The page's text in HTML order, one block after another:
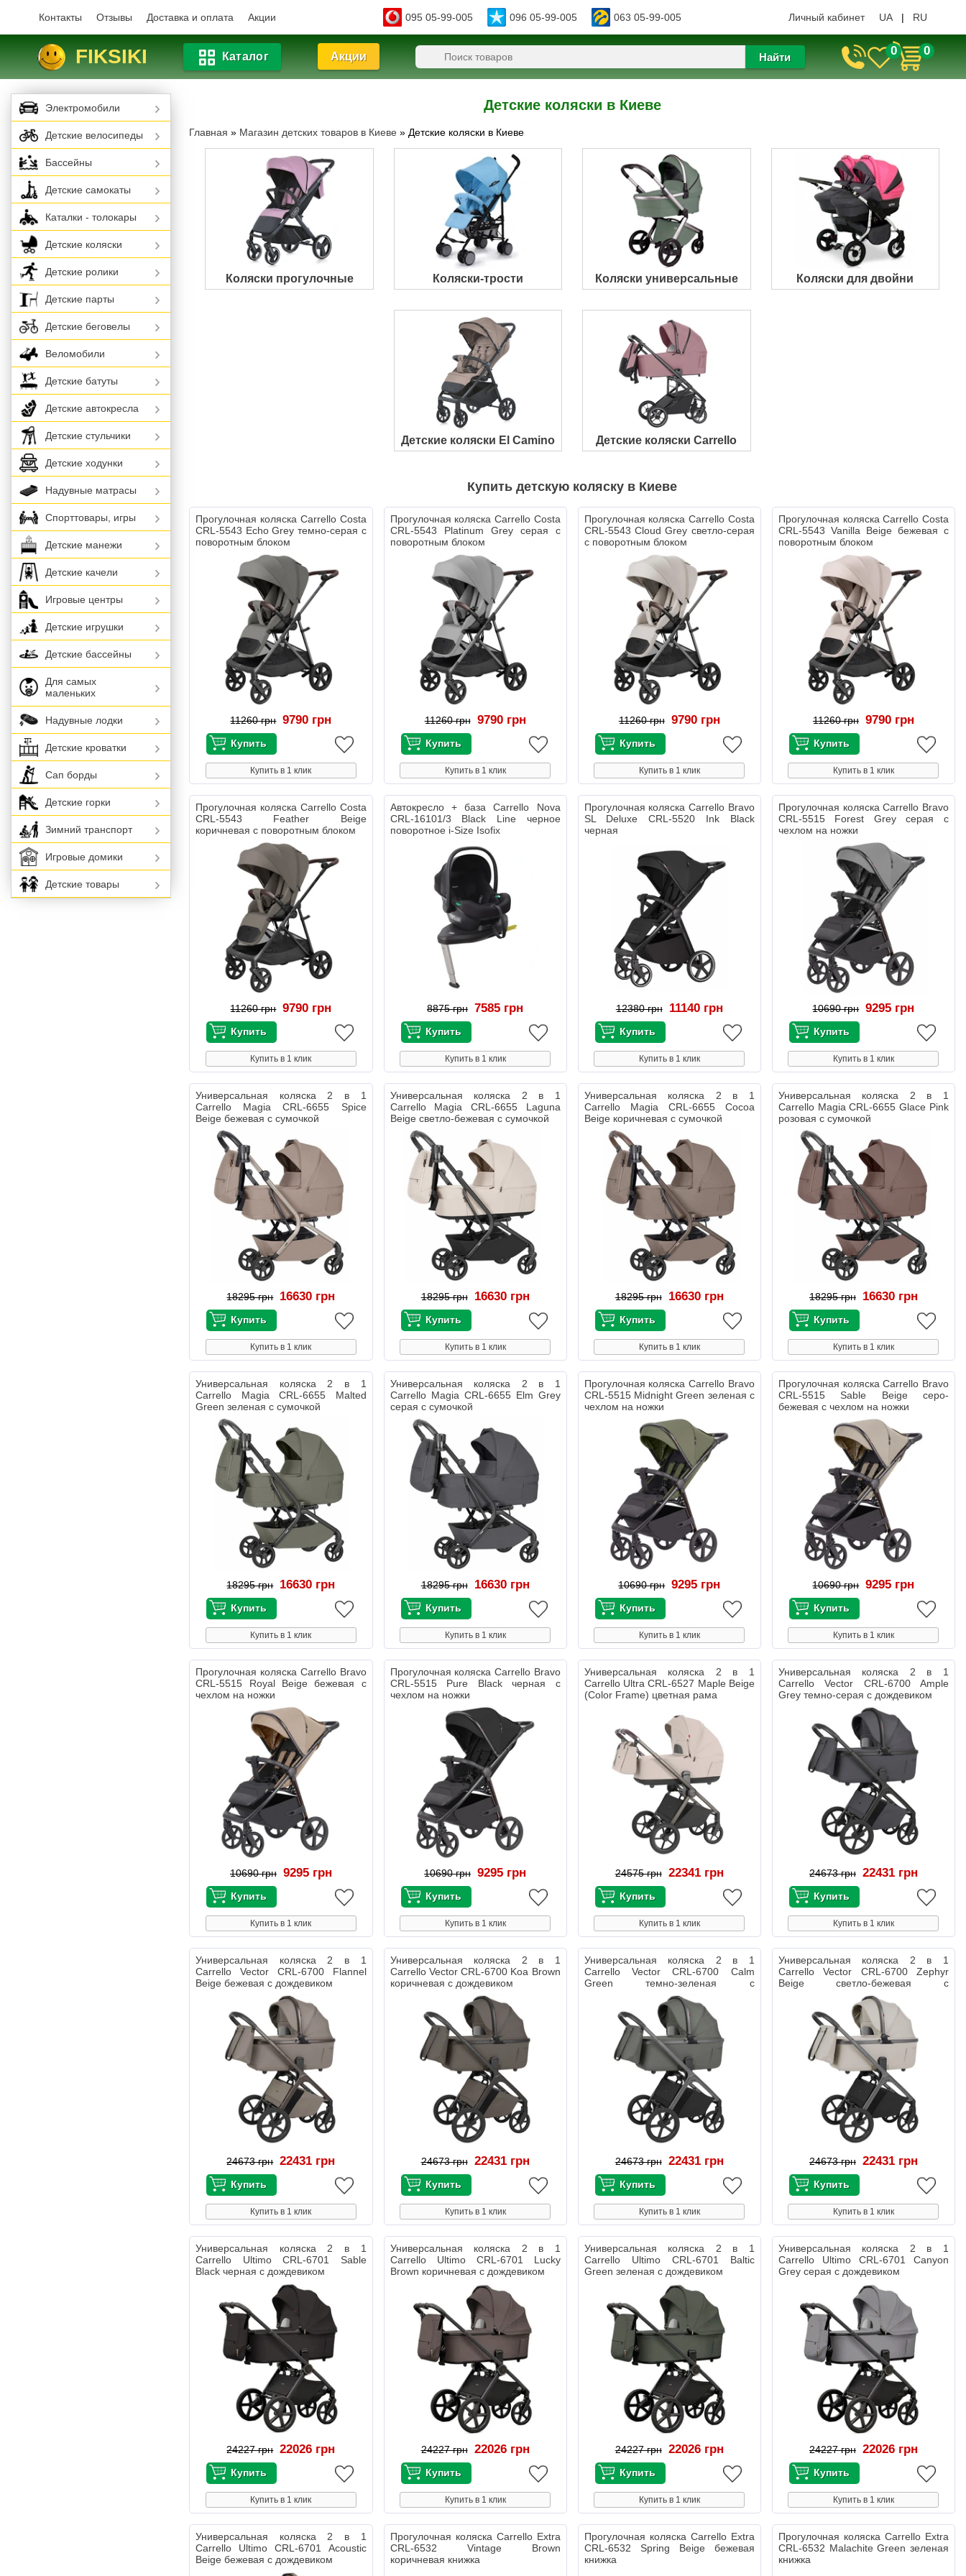
Контакты Отзывы Доставка и оплата Акции 095 05-99-005 096 05-99-005 063 05-99-005 Личный кабинет UA | RU
FIKSIKI Каталог Акции Найти 0 0
Детские коляски в Киеве
Главная » Магазин детских товаров в Киеве » Детские коляски в Киеве
Коляски прогулочные Коляски-трости Коляски универсальные Коляски для двойни
Детские коляски El Camino Детские коляски Carrello
Купить детскую коляску в Киеве
Прогулочная коляска Carrello Costa
CRL-5543 Echo Grey темно-серая с
поворотным блоком
11260 грн 9790 грн
Купить в 1 клик
Прогулочная коляска Carrello Costa
CRL-5543 Platinum Grey серая с
поворотным блоком
11260 грн 9790 грн
Купить в 1 клик
Прогулочная коляска Carrello Costa
CRL-5543 Cloud Grey светло-серая
с поворотным блоком
11260 грн 9790 грн
Купить в 1 клик
Прогулочная коляска Carrello Costa
CRL-5543 Vanilla Beige бежевая с
поворотным блоком
11260 грн 9790 грн
Купить в 1 клик
Прогулочная коляска Carrello Costa
CRL-5543 Feather Beige
коричневая с поворотным блоком
11260 грн 9790 грн
Купить в 1 клик
Автокресло + база Carrello Nova
CRL-16101/3 Black Line черное
поворотное i-Size Isofix
8875 грн 7585 грн
Купить в 1 клик
Прогулочная коляска Carrello Bravo
SL Deluxe CRL-5520 Ink Black
черная
12380 грн 11140 грн
Купить в 1 клик
Прогулочная коляска Carrello Bravo
CRL-5515 Forest Grey серая с
чехлом на ножки
10690 грн 9295 грн
Купить в 1 клик
Универсальная коляска 2 в 1
Carrello Magia CRL-6655 Spice
Beige бежевая с сумочкой
18295 грн 16630 грн
Купить в 1 клик
Универсальная коляска 2 в 1
Carrello Magia CRL-6655 Laguna
Beige светло-бежевая с сумочкой
18295 грн 16630 грн
Купить в 1 клик
Универсальная коляска 2 в 1
Carrello Magia CRL-6655 Cocoa
Beige коричневая с сумочкой
18295 грн 16630 грн
Купить в 1 клик
Универсальная коляска 2 в 1
Carrello Magia CRL-6655 Glace Pink
розовая с сумочкой
18295 грн 16630 грн
Купить в 1 клик
Универсальная коляска 2 в 1
Carrello Magia CRL-6655 Malted
Green зеленая с сумочкой
18295 грн 16630 грн
Купить в 1 клик
Универсальная коляска 2 в 1
Carrello Magia CRL-6655 Elm Grey
серая с сумочкой
18295 грн 16630 грн
Купить в 1 клик
Прогулочная коляска Carrello Bravo
CRL-5515 Midnight Green зеленая с
чехлом на ножки
10690 грн 9295 грн
Купить в 1 клик
Прогулочная коляска Carrello Bravo
CRL-5515 Sable Beige серо-
бежевая с чехлом на ножки
10690 грн 9295 грн
Купить в 1 клик
Прогулочная коляска Carrello Bravo
CRL-5515 Royal Beige бежевая с
чехлом на ножки
10690 грн 9295 грн
Купить в 1 клик
Прогулочная коляска Carrello Bravo
CRL-5515 Pure Black черная с
чехлом на ножки
10690 грн 9295 грн
Купить в 1 клик
Универсальная коляска 2 в 1
Carrello Ultra CRL-6527 Maple Beige
(Color Frame) цветная рама
24575 грн 22341 грн
Купить в 1 клик
Универсальная коляска 2 в 1
Carrello Vector CRL-6700 Ample
Grey темно-серая с дождевиком
24673 грн 22431 грн
Купить в 1 клик
Универсальная коляска 2 в 1
Carrello Vector CRL-6700 Flannel
Beige бежевая с дождевиком
24673 грн 22431 грн
Купить в 1 клик
Универсальная коляска 2 в 1
Carrello Vector CRL-6700 Koa Brown
коричневая с дождевиком
24673 грн 22431 грн
Купить в 1 клик
Универсальная коляска 2 в 1
Carrello Vector CRL-6700 Calm
Green темно-зеленая с
24673 грн 22431 грн
Купить в 1 клик
Универсальная коляска 2 в 1
Carrello Vector CRL-6700 Zephyr
Beige светло-бежевая с
24673 грн 22431 грн
Купить в 1 клик
Универсальная коляска 2 в 1
Carrello Ultimo CRL-6701 Sable
Black черная с дождевиком
24227 грн 22026 грн
Купить в 1 клик
Универсальная коляска 2 в 1
Carrello Ultimo CRL-6701 Lucky
Brown коричневая с дождевиком
24227 грн 22026 грн
Купить в 1 клик
Универсальная коляска 2 в 1
Carrello Ultimo CRL-6701 Baltic
Green зеленая с дождевиком
24227 грн 22026 грн
Купить в 1 клик
Универсальная коляска 2 в 1
Carrello Ultimo CRL-6701 Canyon
Grey серая с дождевиком
24227 грн 22026 грн
Купить в 1 клик
Универсальная коляска 2 в 1
Carrello Ultimo CRL-6701 Acoustic
Beige бежевая с дождевиком
Прогулочная коляска Carrello Extra
CRL-6532 Vintage Brown
коричневая книжка
Прогулочная коляска Carrello Extra
CRL-6532 Spring Beige бежевая
книжка
Прогулочная коляска Carrello Extra
CRL-6532 Malachite Green зеленая
книжка
Электромобили
Детские велосипеды
Бассейны
Детские самокаты
Каталки - толокары
Детские коляски
Детские ролики
Детские парты
Детские беговелы
Веломобили
Детские батуты
Детские автокресла
Детские стульчики
Детские ходунки
Надувные матрасы
Спорттовары, игры
Детские манежи
Детские качели
Игровые центры
Детские игрушки
Детские бассейны
Для самых
маленьких
Надувные лодки
Детские кроватки
Сап борды
Детские горки
Зимний транспорт
Игровые домики
Детские товары